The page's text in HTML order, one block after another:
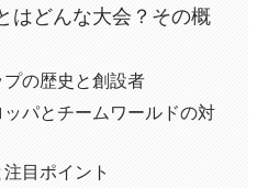
はどんな大会？その概
プの歴史と創設者
パとチームワールドの対
目ポイント